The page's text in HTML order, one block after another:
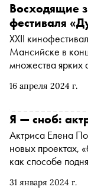
16 апреля 2024 г.
Восходящие
фестиваля
XXII
Мансийске в
множества ярких
возможность
фильмов с
31 января 2024 г.
Я — сноб:
Актриса Елена
новых проектах,
как способе